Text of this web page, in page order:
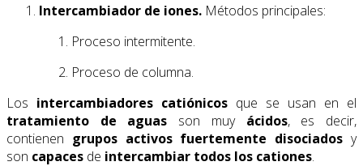
Intercambiador de iones. Métodos principales:
Proceso intermitente.
Proceso de columna.
Los intercambiadores catiónicos que se usan en el
tratamiento de aguas son muy ácidos, es decir,
contienen grupos activos fuertemente disociados y
son capaces de intercambiar todos los cationes.